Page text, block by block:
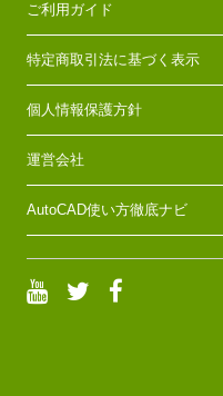
ご利用ガイド
特定商取引法に基づく表示
個人情報保護方針
運営会社
AutoCAD使い方徹底ナビ